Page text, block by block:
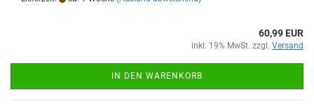
60,99 EUR
inkl. 19% MwSt. zzgl. Versand
IN DEN WARENKORB